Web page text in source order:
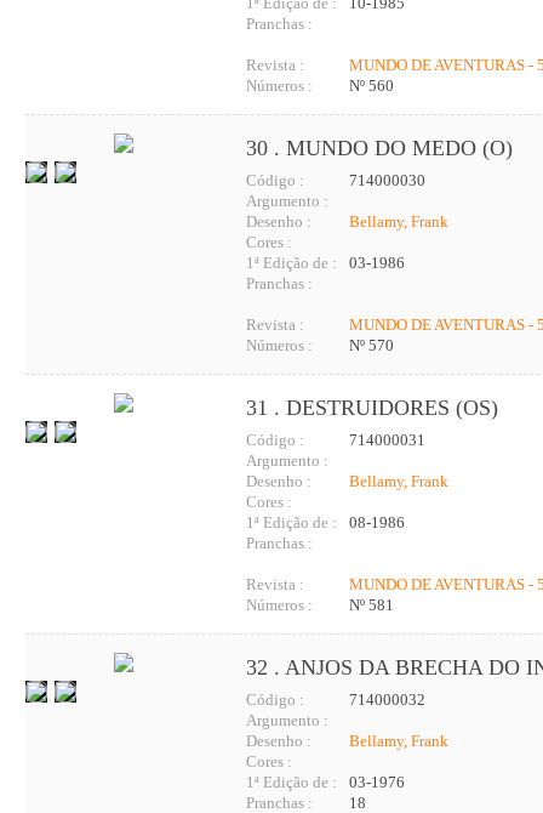
Pranchas :
Revista :
MUNDO DE AVENTURAS -
Números :
Nº 560
30 . MUNDO DO MEDO (O)
Código :
714000030
Argumento :
Desenho :
Bellamy, Frank
Cores :
1ª Edição de :
03-1986
Pranchas :
Revista :
MUNDO DE AVENTURAS -
Números :
Nº 570
31 . DESTRUIDORES (OS)
Código :
714000031
Argumento :
Desenho :
Bellamy, Frank
Cores :
1ª Edição de :
08-1986
Pranchas :
Revista :
MUNDO DE AVENTURAS -
Números :
Nº 581
32 . ANJOS DA BRECHA DO
Código :
714000032
Argumento :
Desenho :
Bellamy, Frank
Cores :
1ª Edição de :
03-1976
Pranchas :
18